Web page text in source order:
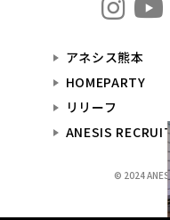
アネシス熊本
HOMEPARTY
リリーフ
ANESIS
© 2024